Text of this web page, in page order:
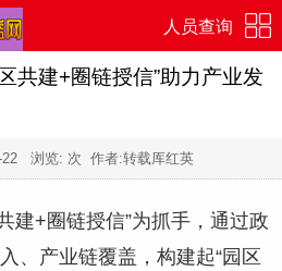
人员查询
共建+圈链授信”助力产业发
浏览: 次 作者:转载厍红英
建+圈链授信”为抓手，通过政
、产业链覆盖，构建起“园区